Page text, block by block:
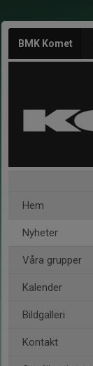
BMK Komet
Hem
Nyheter
Våra grupper
Kalender
Bildgalleri
Kontakt